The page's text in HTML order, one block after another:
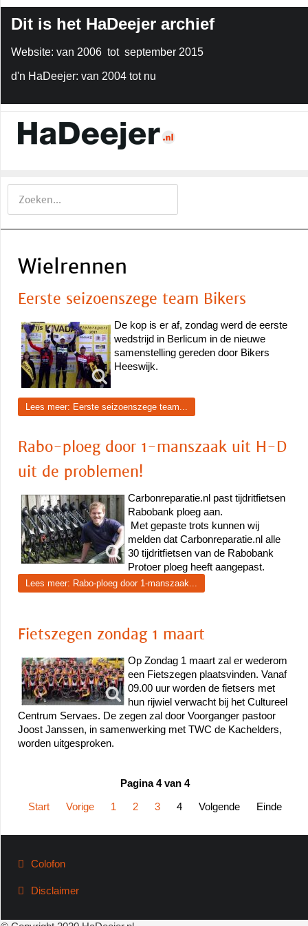
Dit is het HaDeejer archief
Website: van 2006 tot september 2015
d'n HaDeejer: van 2004 tot nu
Wielrennen
Eerste seizoenszege team Bikers
De kop is er af, zondag werd de eerste
wedstrijd in Berlicum in de nieuwe
samenstelling gereden door Bikers
Heeswijk.
Lees meer: Eerste seizoenszege team...
Rabo-ploeg door 1-manszaak uit H-D
uit de problemen!
Carbonreparatie.nl past tijdritfietsen
Rabobank ploeg aan.
Met gepaste trots kunnen wij
melden dat Carbonreparatie.nl alle
30 tijdritfietsen van de Rabobank
Protoer ploeg heeft aangepast.
Lees meer: Rabo-ploeg door 1-manszaak...
Fietszegen zondag 1 maart
Op Zondag 1 maart zal er wederom
een Fietszegen plaatsvinden. Vanaf
09.00 uur worden de fietsers met
hun rijwiel verwacht bij het Cultureel
Centrum Servaes. De zegen zal door Voorganger pastoor
Joost Janssen, in samenwerking met TWC de Kachelders,
worden uitgesproken.
Pagina 4 van 4
Start
Vorige 1 2 3 4 Volgende Einde
Colofon
Disclaimer